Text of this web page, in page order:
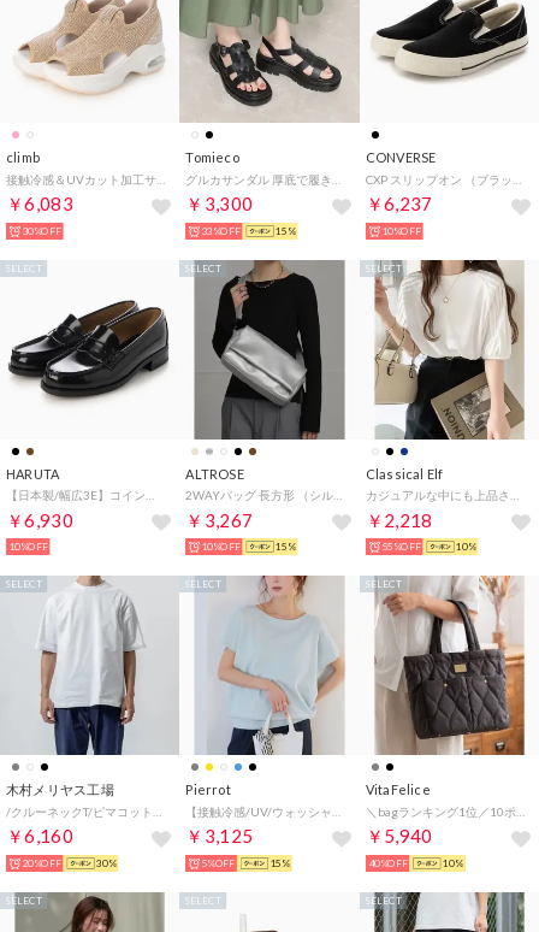
climb
￥6,083
30%OFF
Tomieco
￥3,300
33%OFF 15%
CONVERSE
￥6,237
10%OFF
HARUTA
￥6,930
SELECT
10%OFF
ALTROSE
￥3,267
SELECT
10%OFF 15%
Classical Elf
￥2,218
SELECT
55%OFF 10%
木村メリヤス工場
￥6,160
SELECT
20%OFF 30%
Pierrot
￥3,125
SELECT
5%OFF 15%
VitaFelice
￥5,940
SELECT
40%OFF 10%
SELECT SELECT SELECT